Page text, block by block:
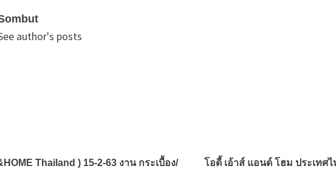
author's posts
Thailand ) 15-2-63 งาน กระเบื้อง/
โอดี้ เอ้าส์ แอนด์ โฮม ประเทศ